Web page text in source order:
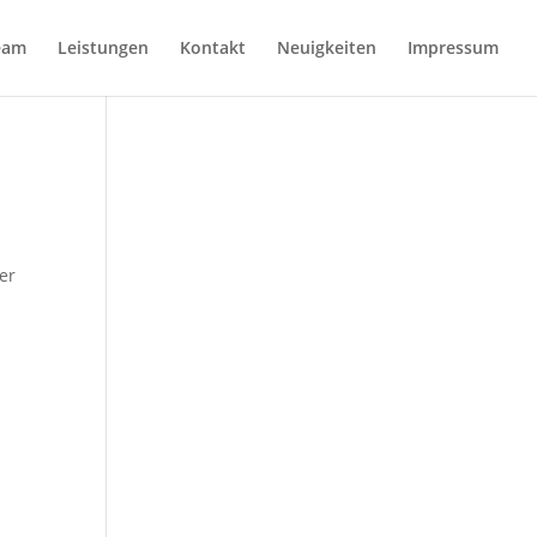
Leistungen Kontakt Neuigkeiten Impressum